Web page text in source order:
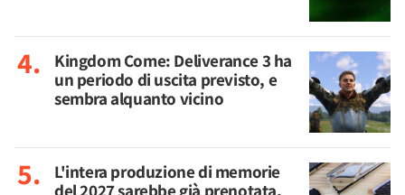
Kingdom Come: Deliverance 3 ha
un periodo di uscita previsto, e
sembra alquanto vicino
L'intera produzione di memorie